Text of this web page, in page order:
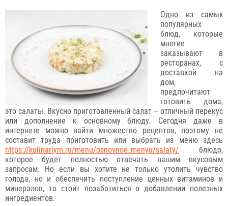
Одно из самых
популярных
блюд, которые
многие
заказывают в
ресторанах, с
доставкой на
дом,
предпочитают
готовить дома,
это салаты. Вкусно приготовленный салат – отличный перекус
или дополнение к основному блюду. Сегодня даже в
интернете можно найти множество рецептов, поэтому не
составит труда приготовить или выбрать из меню здесь
https://kulinariym.ru/menu/osnovnoe_menyu/salaty/ блюдо,
которое будет полностью отвечать вашим вкусовым
запросам. Но если вы хотите не только утолить чувство
голода, но и обеспечить поступление ценных витаминов и
минералов, то стоит позаботиться о добавлении полезных
ингредиентов.